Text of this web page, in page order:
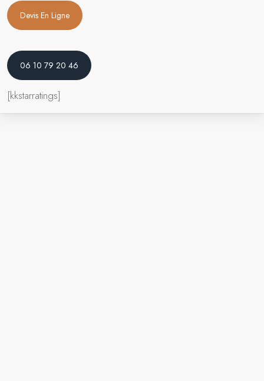
Devis En Ligne
06 10 79 20 46
[kkstarratings]